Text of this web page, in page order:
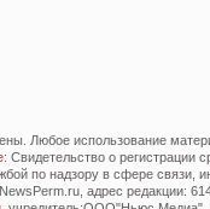
Любое использование
: Свидетельство о
по надзору в сфере связи,
адрес редакции: